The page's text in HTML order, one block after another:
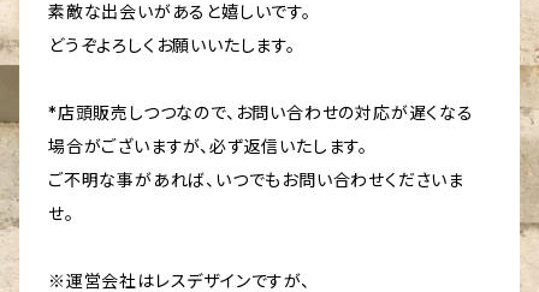
素敵な出会いがあると嬉しいです。
どうぞよろしくお願いいたします。
*店頭販売しつつなので、お問い合わせの対応が遅くなる
場合がございますが、必ず返信いたします。
ご不明な事があれば、いつでもお問い合わせくださいま
せ。
※運営会社はレスデザインですが、